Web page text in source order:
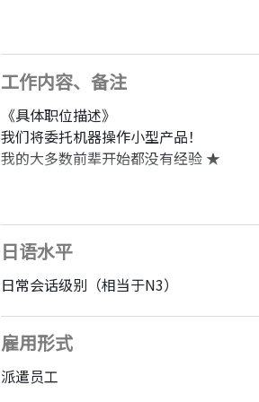
*即使你没有经验也请申请 ♪
※欢迎永久居民、永久居民和配偶※
“我推荐这个地方！”
★ 20多岁的男性和女性都很活跃！
★ 无需教育背景或工作经历
★ 空白确定
这是一个您可以安心长时间工作的环境！
如果你有丝毫的兴趣，请申请！
工作内容、备注
《具体职位描述》
我们将委托机器操作小型产品！
我的大多数前辈开始都没有经验 ★
・行李牌的印刷和粘贴工作
・空容器入库 → 按类型等分类
《推荐要点》
* 减少周末和节假日的加班时间，丰富
《加入公司后的流程》
日语水平
日常会话级别（相当于N3）
雇用形式
派遣员工